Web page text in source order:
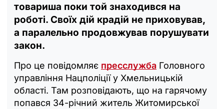
товариша поки той знаходився на
роботі. Своїх дій крадій не приховував,
а паралельно продовжував порушувати
закон.
Про це повідомляє пресслужба Головного
управління Нацполіції у Хмельницькій
області. Там розповідають, що на гарячому
попався 34-річний житель Житомирської